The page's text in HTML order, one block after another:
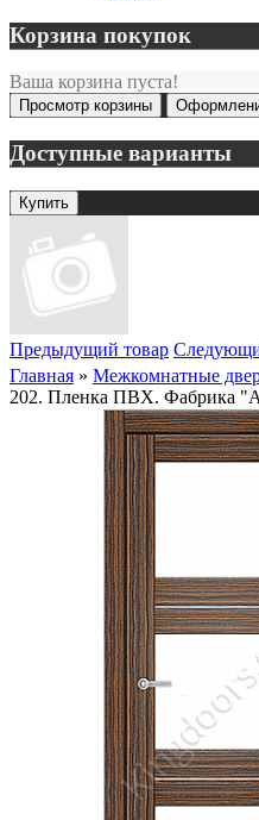
Корзина покупок
Ваша корзина пуста!
Просмотр корзины
Доступные варианты
Предыдущий товар
Главная » Межкомнатные
202. Пленка ПВХ. Фабрика